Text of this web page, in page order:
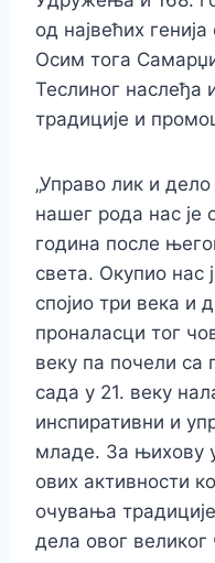
од највећих
Осим тога
Теслиног наслеђа
традиције и
„Управо лик и
нашег рода нас је
година после
света. Окупио нас
спојио три века и
проналасци тог
веку па почели са
сада у 21. веку
инспиративни и
младе. За њихову
ових активности
очувања
дела овог